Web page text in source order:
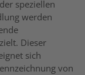
speziellen
werden
Dieser
sich
von